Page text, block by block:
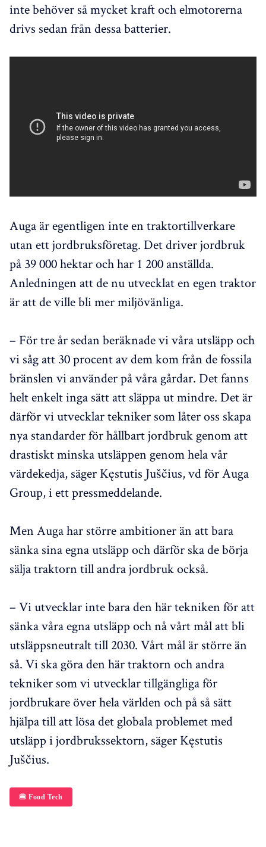
inte behöver så mycket kraft och elmotorerna
drivs sedan från dessa batterier.
Auga är egentligen inte en traktortillverkare
utan ett jordbruksföretag. Det driver jordbruk
på 39 000 hektar och har 1 200 anställda.
Anledningen att de nu utvecklat en egen traktor
är att de ville bli mer miljövänliga.
– För tre år sedan beräknade vi våra utsläpp och
vi såg att 30 procent av dem kom från de fossila
bränslen vi använder på våra gårdar. Det fanns
helt enkelt inga sätt att släppa ut mindre. Det är
därför vi utvecklar tekniker som låter oss skapa
nya standarder för hållbart jordbruk genom att
drastiskt minska utsläppen genom hela vår
värdekedja, säger Kęstutis Juščius, vd för Auga
Group, i ett pressmeddelande.
Men Auga har större ambitioner än att bara
sänka sina egna utsläpp och därför ska de börja
sälja traktorn till andra jordbruk också.
– Vi utvecklar inte bara den här tekniken för att
sänka våra egna utsläpp och nå vårt mål att bli
utsläppsneutralt till 2030. Vårt mål är större än
så. Vi ska göra den här traktorn och andra
tekniker som vi utvecklar tillgängliga för
jordbrukare över hela världen och på så sätt
hjälpa till att lösa det globala problemet med
utsläpp i jordbrukssektorn, säger Kęstutis
Juščius.
🍔 Food Tech